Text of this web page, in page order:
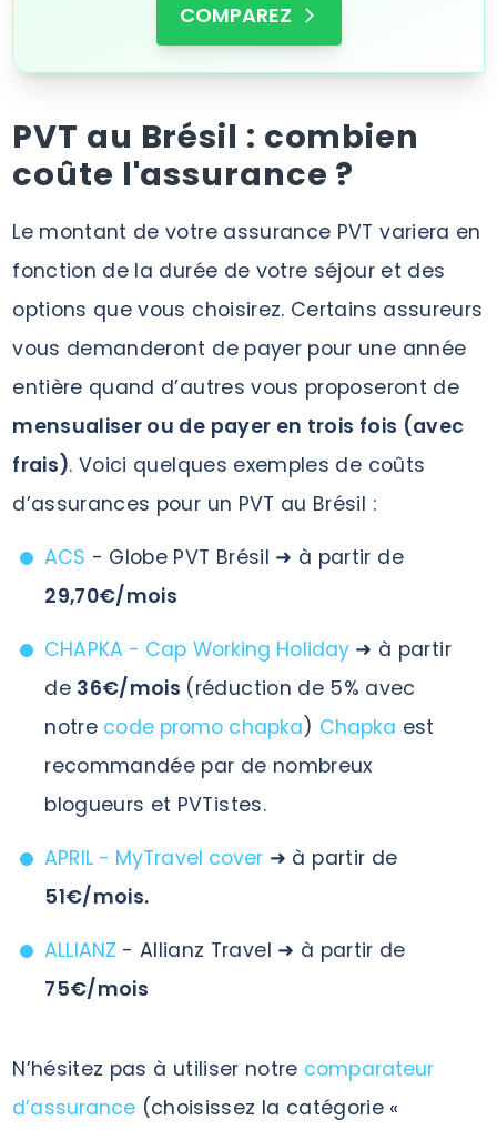
COMPAREZ
PVT au Brésil : combien
coûte l'assurance ?
Le montant de votre assurance PVT variera en
fonction de la durée de votre séjour et des
options que vous choisirez. Certains assureurs
vous demanderont de payer pour une année
entière quand d’autres vous proposeront de
mensualiser ou de payer en trois fois (avec
frais). Voici quelques exemples de coûts
d’assurances pour un PVT au Brésil :
ACS - Globe PVT Brésil ➜ à partir de
29,70€/mois
CHAPKA - Cap Working Holiday ➜ à partir
de 36€/mois (réduction de 5% avec
notre code promo chapka) Chapka est
recommandée par de nombreux
blogueurs et PVTistes.
APRIL - MyTravel cover ➜ à partir de
51€/mois.
ALLIANZ - Allianz Travel ➜ à partir de
75€/mois
N’hésitez pas à utiliser notre comparateur
d’assurance (choisissez la catégorie «